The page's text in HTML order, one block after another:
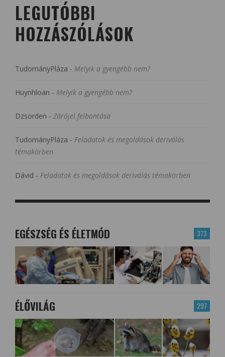
LEGUTÓBBI
HOZZÁSZÓLÁSOK
TudományPláza - Melyik a gyengébb nem?
Huynhloan - Melyik a gyengébb nem?
Dzsorden - Zárójel felbontása
TudományPláza - Feladatok és megoldások deriválás
témakörben
Dávid - Feladatok és megoldások deriválás témakörben
373
EGÉSZSÉG ÉS ÉLETMÓD
297
ÉLŐVILÁG